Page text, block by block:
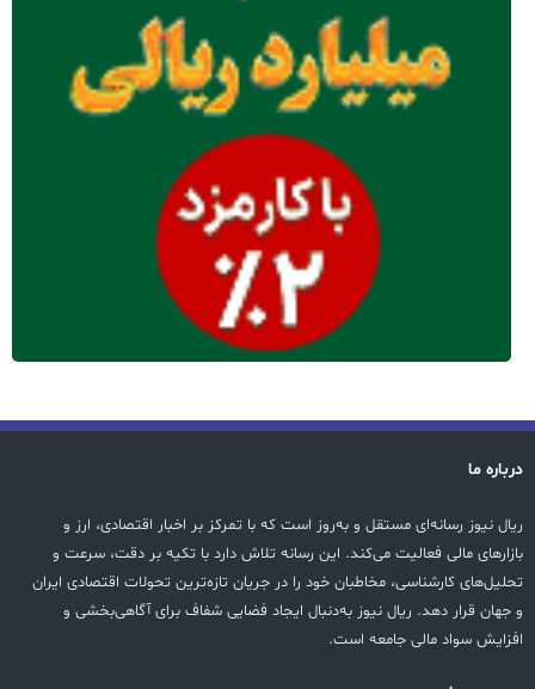
درباره ما
ریال نیوز رسانه‌ای مستقل و به‌روز است که با تمرکز بر اخبار اقتصادی، ارز و
بازارهای مالی فعالیت می‌کند. این رسانه تلاش دارد با تکیه بر دقت، سرعت و
تحلیل‌های کارشناسی، مخاطبان خود را در جریان تازه‌ترین تحولات اقتصادی ایران
و جهان قرار دهد. ریال نیوز به‌دنبال ایجاد فضایی شفاف برای آگاهی‌بخشی و
افزایش سواد مالی جامعه است.